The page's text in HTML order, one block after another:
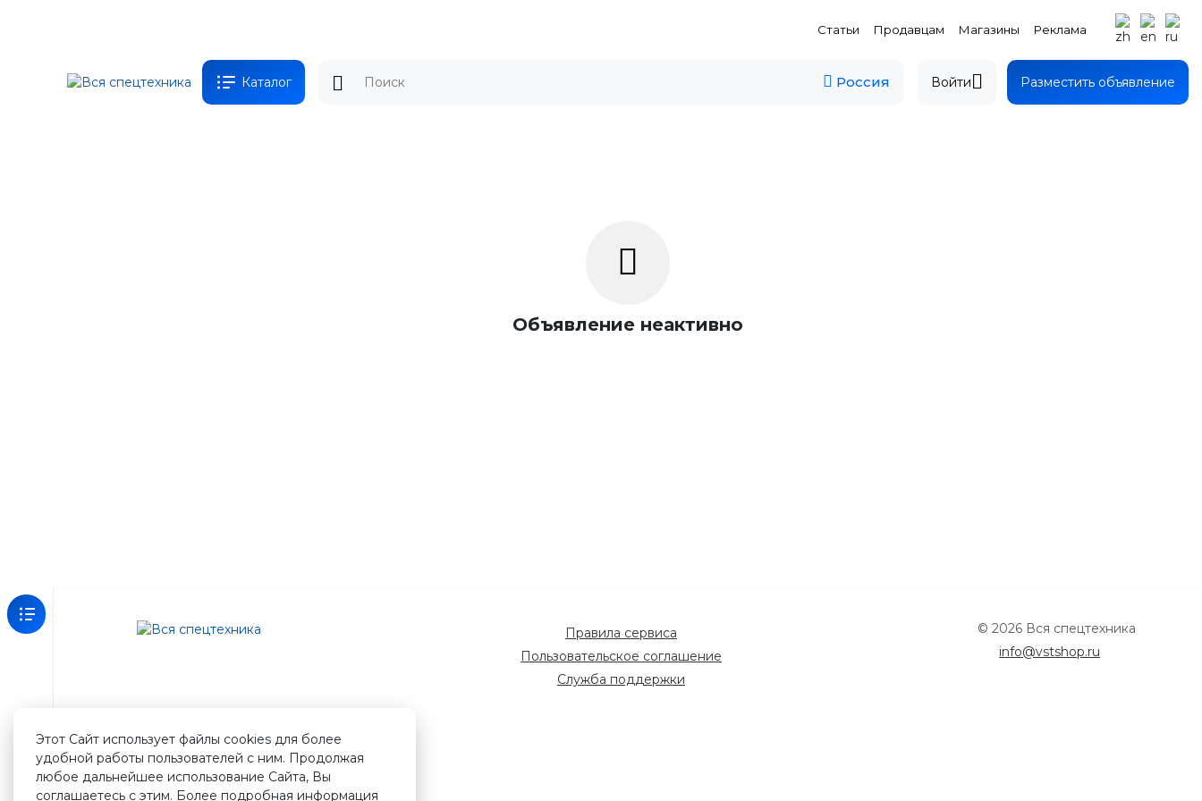
Статьи Продавцам Магазины Реклама
Каталог Россия Войти Разместить объявление
Объявление неактивно
нашем
и
получите
500
Этот Сайт использует файлы cookies для более
удобной работы пользователей с ним. Продолжая
любое дальнейшее использование Сайта, Вы
соглашаетесь с этим. Более подробная информация
Правила сервиса
Пользовательское соглашение
Служба поддержки
© 2026 Вся спецтехника
info@vstshop.ru